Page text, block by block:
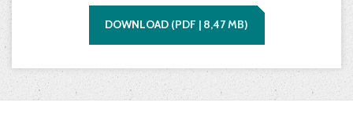
DOWNLOAD (PDF | 8,47MB)